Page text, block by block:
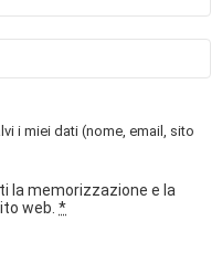
i miei dati (nome, email, sito
la memorizzazione e la
web. *